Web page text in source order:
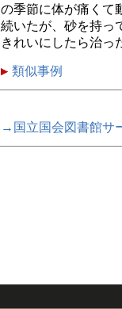
の季節に体が痛くて
続いたが、砂を持っ
きれいにしたら治っ
類似事例
→国立国会図書館サ